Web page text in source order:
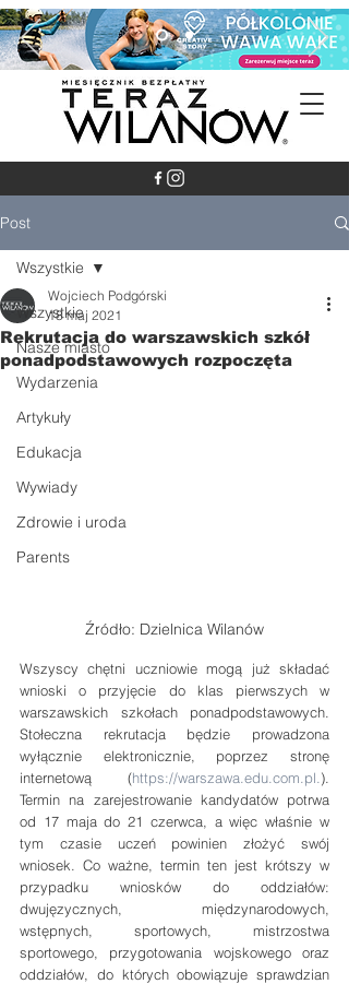
Post
Wszystkie
Nasze miasto
Wydarzenia
Artykuły
Edukacja
Wywiady
Zdrowie i uroda
Parents
Wszystkie
Rekrutacja do warszawskich szkół
ponadpodstawowych rozpoczęta
Wojciech Podgórski
18 maj 2021
Źródło: Dzielnica Wilanów
Wszyscy chętni uczniowie mogą już składać
wnioski o przyjęcie do klas pierwszych w
warszawskich szkołach ponadpodstawowych.
Stołeczna rekrutacja będzie prowadzona
wyłącznie elektronicznie, poprzez stronę
internetową (https://warszawa.edu.com.pl. ).
Termin na zarejestrowanie kandydatów potrwa
od 17 maja do 21 czerwca, a więc właśnie w
tym czasie uczeń powinien złożyć swój
wniosek. Co ważne, termin ten jest krótszy w
przypadku wniosków do oddziałów:
dwujęzycznych, międzynarodowych,
wstępnych, sportowych, mistrzostwa
sportowego, przygotowania wojskowego oraz
oddziałów, do których obowiązuje sprawdzian